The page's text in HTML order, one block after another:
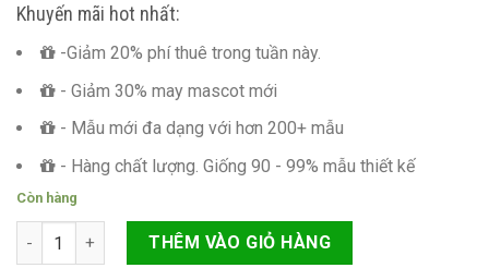
Khuyến mãi hot nhất:
-Giảm 20% phí thuê trong tuần này.
- Giảm 30% may mascot mới
- Mẫu mới đa dạng với hơn 200+ mẫu
- Hàng chất lượng. Giống 90 - 99% mẫu thiết kế
Còn hàng
Mascot ZOZO Ms37 số lượngTHÊM VÀO GIỎ HÀNG